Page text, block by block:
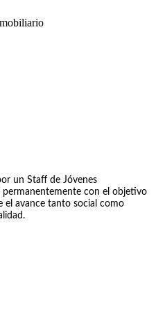
un Staff de Jóvenes
permanentemente con el objetivo
el avance tanto social como